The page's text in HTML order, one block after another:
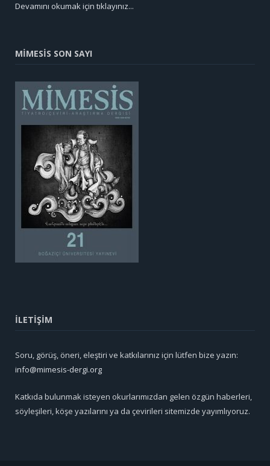
Devamını okumak için tıklayınız...
MİMESİS SON SAYI
İLETİŞİM
Soru, görüş, öneri, eleştiri ve katkılarınız için lütfen bize yazın:
info@mimesis-dergi.org
Katkıda bulunmak isteyen okurlarımızdan gelen özgün haberleri,
söyleşileri, köşe yazılarını ya da çevirileri sitemizde yayımlıyoruz.